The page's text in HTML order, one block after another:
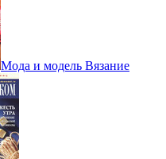
Мода и модель Вязание